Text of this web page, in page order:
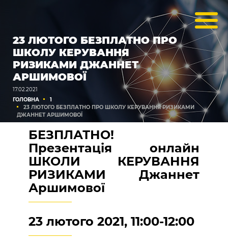
23 ЛЮТОГО БЕЗПЛАТНО ПРО
ШКОЛУ КЕРУВАННЯ
РИЗИКАМИ ДЖАННЕТ
АРШИМОВОЇ
17.02.2021
ГОЛОВНА
1
23 ЛЮТОГО БЕЗПЛАТНО ПРО ШКОЛУ КЕРУВАННЯ РИЗИКАМИ
ДЖАННЕТ АРШИМОВОЇ
БЕЗПЛАТНО!
Презентація онлайн
ШКОЛИ КЕРУВАННЯ
РИЗИКАМИ Джаннет
Аршимової
23 лютого 2021, 11:00-12:00